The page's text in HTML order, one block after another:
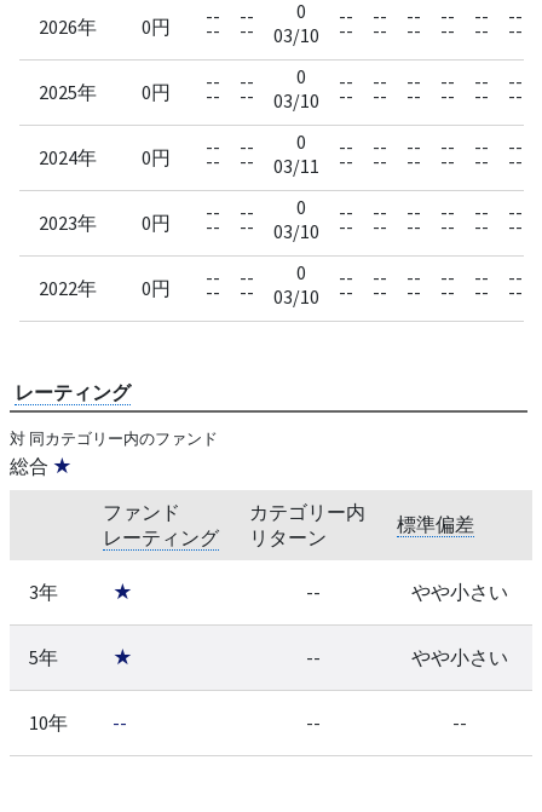
2026年 0円 --
--
--
--
0
03/10
--
--
--
--
--
--
--
--
--
--
--
--
2025年 0円 --
--
--
--
0
03/10
--
--
--
--
--
--
--
--
--
--
--
--
2024年 0円 --
--
--
--
0
03/11
--
--
--
--
--
--
--
--
--
--
--
--
2023年 0円 --
--
--
--
0
03/10
--
--
--
--
--
--
--
--
--
--
--
--
2022年 0円 --
--
--
--
0
03/10
--
--
--
--
--
--
--
--
--
--
--
--
レーティング
対 同カテゴリー内のファンド
総合 ★
ファンド
レーティング
カテゴリー内
リターン
標準偏差
3年 ★ -- やや小さい
5年 ★ -- やや小さい
10年 -- -- --